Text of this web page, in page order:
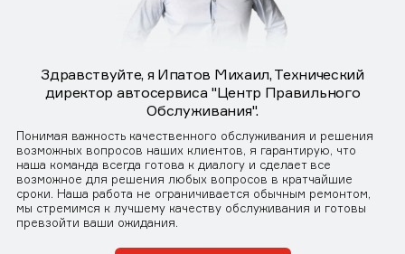
Здравствуйте, я Ипатов Михаил, Технический
директор автосервиса "Центр Правильного
Обслуживания".
Понимая важность качественного обслуживания и решения
возможных вопросов наших клиентов, я гарантирую, что
наша команда всегда готова к диалогу и сделает все
возможное для решения любых вопросов в кратчайшие
сроки. Наша работа не ограничивается обычным ремонтом,
мы стремимся к лучшему качеству обслуживания и готовы
превзойти ваши ожидания.